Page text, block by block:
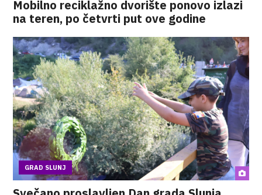
Mobilno reciklažno dvorište ponovo izlazi
na teren, po četvrti put ove godine
GRAD SLUNJ